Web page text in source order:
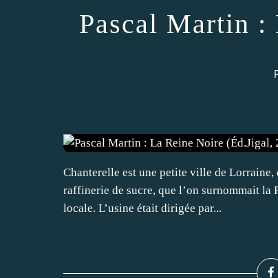
Pascal Martin :
Chanterelle est une petite ville de
raffinerie de sucre, que l’on surnommait
locale. L’usine était dirigée par...